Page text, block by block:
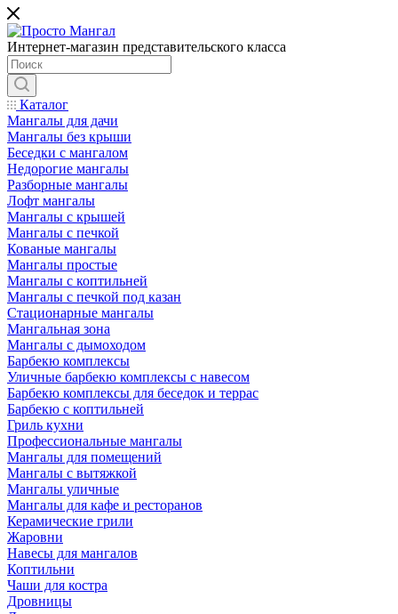
Интернет-магазин представительского класса
Каталог
Мангалы для дачи
Мангалы без крыши
Беседки с мангалом
Недорогие мангалы
Разборные мангалы
Лофт мангалы
Мангалы с крышей
Мангалы с печкой
Кованые мангалы
Мангалы простые
Мангалы с коптильней
Мангалы с печкой под казан
Стационарные мангалы
Мангальная зона
Мангалы с дымоходом
Барбекю комплексы
Уличные барбекю комплексы с навесом
Барбекю комплексы для беседок и террас
Барбекю с коптильней
Гриль кухни
Профессиональные мангалы
Мангалы для помещений
Мангалы с вытяжкой
Мангалы уличные
Мангалы для кафе и ресторанов
Керамические грили
Жаровни
Навесы для мангалов
Коптильни
Чаши для костра
Дровницы